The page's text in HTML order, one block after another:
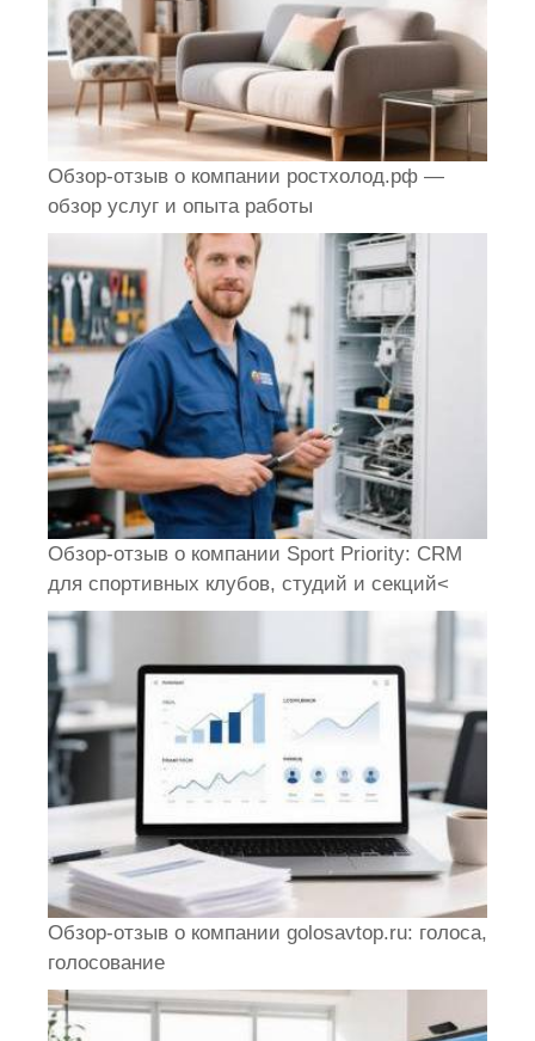
Обзор-отзыв о компании ростхолод.рф —
обзор услуг и опыта работы
Обзор-отзыв о компании Sport Priority: CRM
для спортивных клубов, студий и секций<
Обзор-отзыв о компании golosavtop.ru: голоса,
голосование